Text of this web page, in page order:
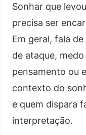
Sonhar que
precisa ser
Em geral, fala
de ataque,
pensamento ou
contexto do
e quem dispara
interpretação.